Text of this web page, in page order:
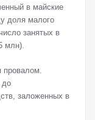
в майские
доля малого
занятых в
млн).
провалом.
до
заложенных в